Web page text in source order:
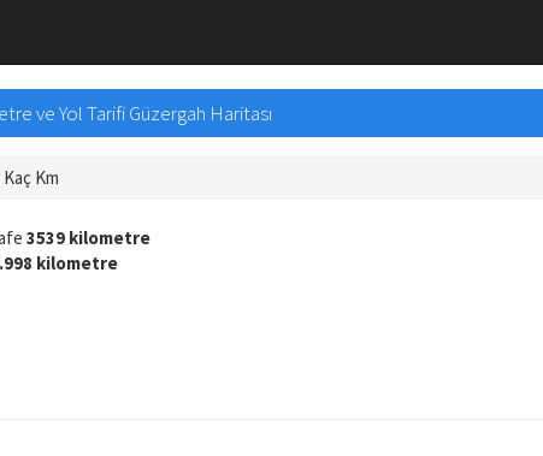
ve Yol Tarifi Güzergah Haritası
Km
3539 kilometre
kilometre